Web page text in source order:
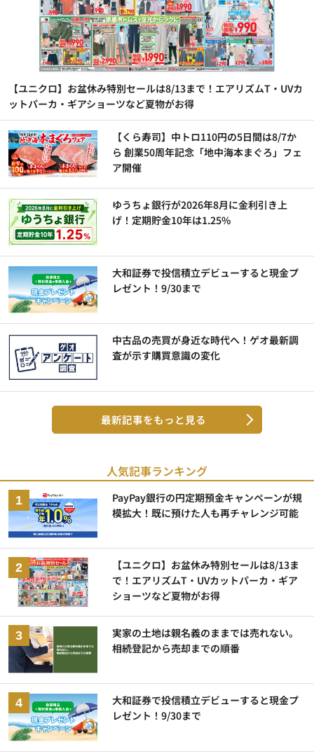
【ユニクロ】お盆休み特別セールは8/13まで！エアリズムT・UVカ
ットパーカ・ギアショーツなど夏物がお得
【くら寿司】中トロ110円の5日間は8/7か
ら 創業50周年記念「地中海本まぐろ」フェ
ア開催
ゆうちょ銀行が2026年8月に金利引き上
げ！定期貯金10年は1.25%
大和証券で投信積立デビューすると現金プ
レゼント！9/30まで
中古品の売買が身近な時代へ！ゲオ最新調
査が示す購買意識の変化
最新記事をもっと見る
人気記事ランキング
PayPay銀行の円定期預金キャンペーンが規
模拡大！既に預けた人も再チャレンジ可能
【ユニクロ】お盆休み特別セールは8/13ま
で！エアリズムT・UVカットパーカ・ギア
ショーツなど夏物がお得
実家の土地は親名義のままでは売れない。
相続登記から売却までの順番
大和証券で投信積立デビューすると現金プ
レゼント！9/30まで